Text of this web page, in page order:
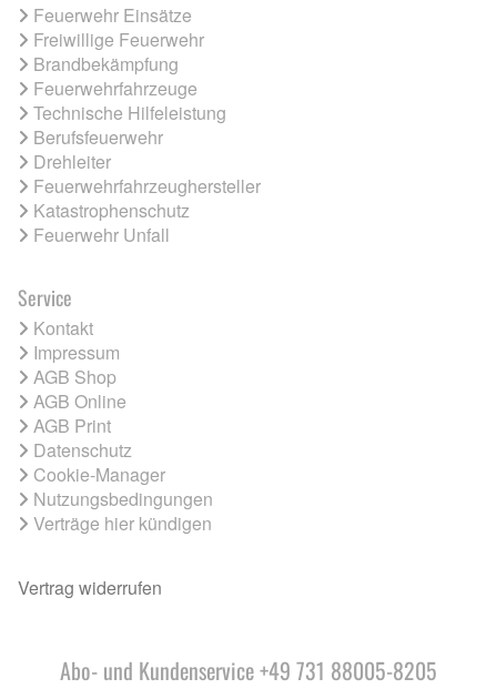
Feuerwehr Einsätze
Freiwillige Feuerwehr
Brandbekämpfung
Feuerwehrfahrzeuge
Technische Hilfeleistung
Berufsfeuerwehr
Drehleiter
Feuerwehrfahrzeughersteller
Katastrophenschutz
Feuerwehr Unfall
Service
Kontakt
Impressum
AGB Shop
AGB Online
AGB Print
Datenschutz
Cookie-Manager
Nutzungsbedingungen
Verträge hier kündigen
Vertrag widerrufen
Abo- und Kundenservice +49 731 88005-8205